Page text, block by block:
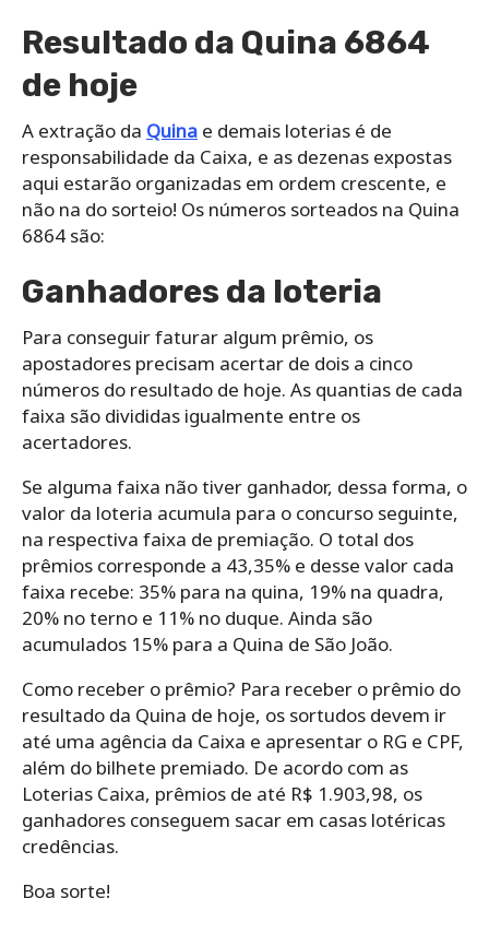
Resultado da Quina 6864
de hoje
A extração da Quina e demais loterias é de
responsabilidade da Caixa, e as dezenas expostas
aqui estarão organizadas em ordem crescente, e
não na do sorteio! Os números sorteados na Quina
6864 são:
Ganhadores da loteria
Para conseguir faturar algum prêmio, os
apostadores precisam acertar de dois a cinco
números do resultado de hoje. As quantias de cada
faixa são divididas igualmente entre os
acertadores.
Se alguma faixa não tiver ganhador, dessa forma, o
valor da loteria acumula para o concurso seguinte,
na respectiva faixa de premiação. O total dos
prêmios corresponde a 43,35% e desse valor cada
faixa recebe: 35% para na quina, 19% na quadra,
20% no terno e 11% no duque. Ainda são
acumulados 15% para a Quina de São João.
Como receber o prêmio? Para receber o prêmio do
resultado da Quina de hoje, os sortudos devem ir
até uma agência da Caixa e apresentar o RG e CPF,
além do bilhete premiado. De acordo com as
Loterias Caixa, prêmios de até R$ 1.903,98, os
ganhadores conseguem sacar em casas lotéricas
credências.
Boa sorte!